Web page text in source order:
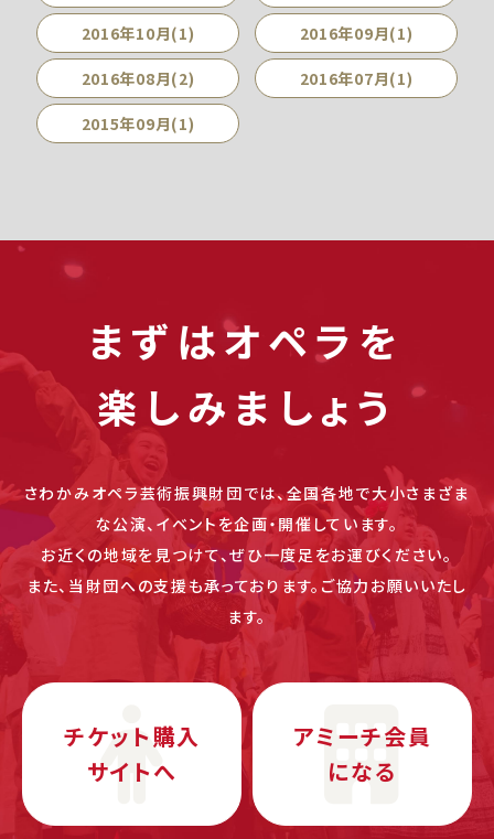
2016年10月(1) 2016年09月(1)
2016年08月(2) 2016年07月(1)
2015年09月(1)
まずはオペラを
楽しみましょう
さわかみオペラ芸術振興財団では、全国各地で大小さまざま
な公演、イベントを企画・開催しています。
お近くの地域を見つけて、ぜひ一度足をお運びください。
また、当財団への支援も承っております。ご協力お願いいたし
ます。
チケット購入
サイトへ
アミーチ会員
になる